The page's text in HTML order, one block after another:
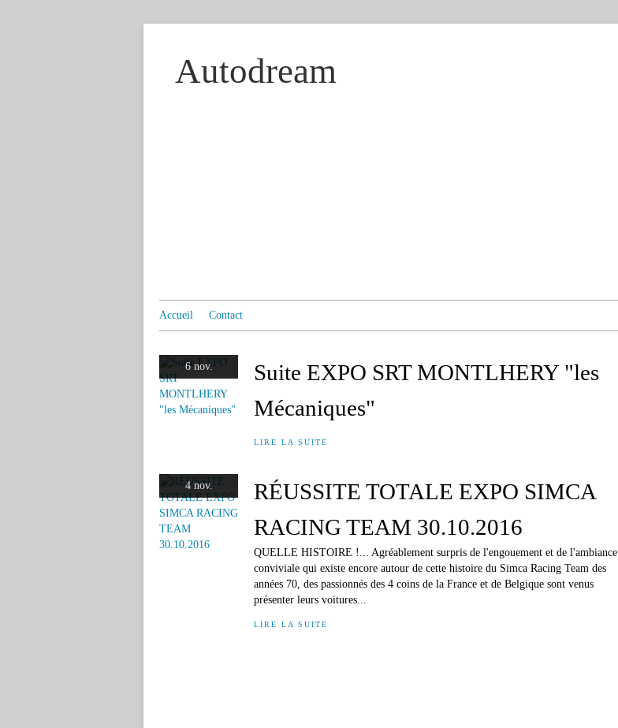
Autodream
Accueil Contact
6 nov.
Suite EXPO SRT MONTLHERY "les
Mécaniques"
LIRE LA SUITE
4 nov.
RÉUSSITE TOTALE EXPO SIMCA
RACING TEAM 30.10.2016
QUELLE HISTOIRE !... Agréablement surpris de l'engouement et de l'ambiance
conviviale qui existe encore autour de cette histoire du Simca Racing Team des
années 70, des passionnés des 4 coins de la France et de Belgique sont venus
présenter leurs voitures...
LIRE LA SUITE